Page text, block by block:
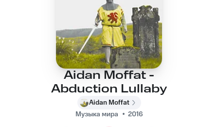
Aidan Moffat -
Abduction Lullaby
Aidan Moffat
Музыка мира
2016